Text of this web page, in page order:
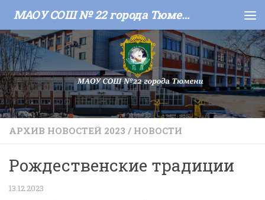
Skip to content МАОУ СОШ № 22 города Тюмени
АРХИВ НОВОСТЕЙ 2023 / НОВОСТИ
Рождественские традиции
13.12.2023